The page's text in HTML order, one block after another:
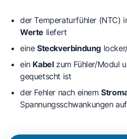
derTemperaturfühler (NTC)
Werte liefert
eine Steckverbindung
ein Kabelzum Fühler/Modul
gequetscht ist
der Fehler nach einem
Spannungsschwankungen